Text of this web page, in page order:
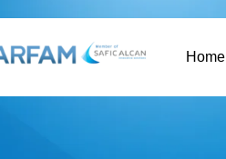
Home